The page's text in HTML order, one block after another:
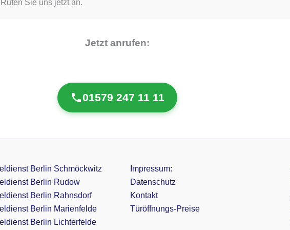
Sie uns jetzt an.
Jetzt anrufen:
01579 247 11 11
Berlin Schmöckwitz
Berlin Rudow
Berlin Rahnsdorf
Berlin Marienfelde
Berlin Lichterfelde
Impressum:
Datenschutz
Kontakt
Türöffnungs-Preise